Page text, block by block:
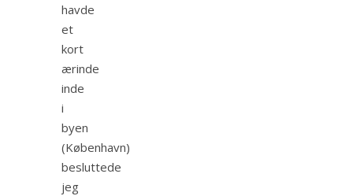
havde
et
kort
ærinde
inde
i
byen
(København)
besluttede
jeg